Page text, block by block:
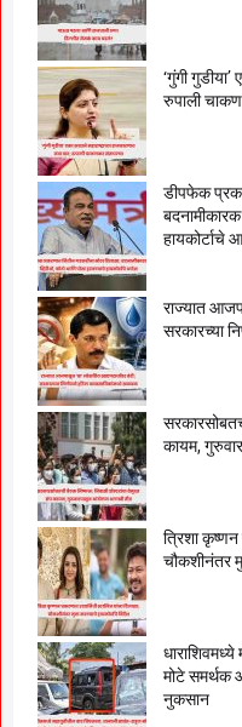
‘गुंगी गुडीया’
रुपाली
डीपफेक
हायकोर्टाचे
राज्यात
सरकारच्या
कायम,
त्रिशा कृष्णन
चौकशीनंतर
मोटे समर्थक
नुकसान